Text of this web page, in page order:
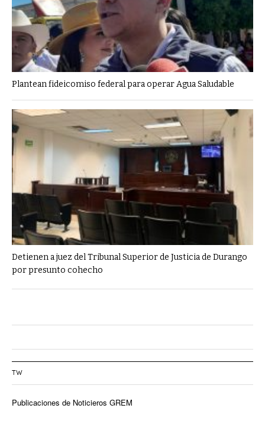
Plantean fideicomiso federal para operar Agua Saludable
Detienen a juez del Tribunal Superior de Justicia de Durango
por presunto cohecho
TW
Publicaciones de Noticieros GREM